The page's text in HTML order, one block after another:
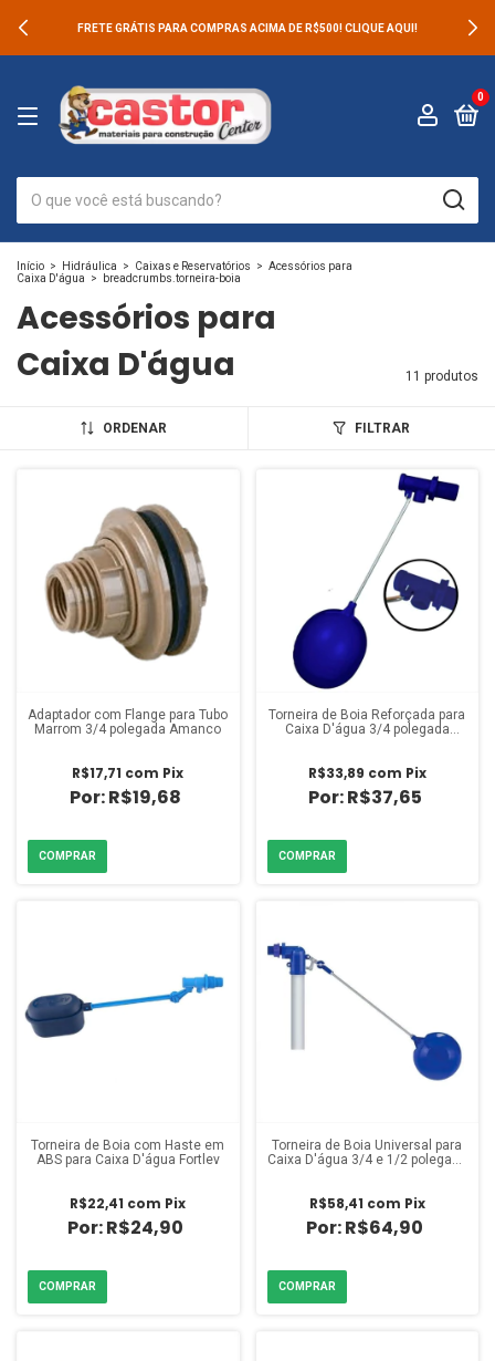
FRETE GRÁTIS PARA COMPRAS ACIMA DE R$500! CLIQUE AQUI!
0
Início > Hidráulica > Caixas e Reservatórios > Acessórios para
Caixa D'água
> breadcrumbs.torneira-boia
Acessórios para
Caixa D'água
11 produtos
ORDENAR FILTRAR
Adaptador com Flange para Tubo
Marrom 3/4 polegada Amanco
R$19,68
R$17,71 com Pix
Torneira de Boia Reforçada para
Caixa D'água 3/4 polegada
R$37,65
R$33,89 com Pix
Torneira de Boia com Haste em
ABS para Caixa D'água Fortlev
R$24,90
R$22,41 com Pix
Torneira de Boia Universal para
Caixa D'água 3/4 e 1/2 polegada
R$64,90
R$58,41 com Pix